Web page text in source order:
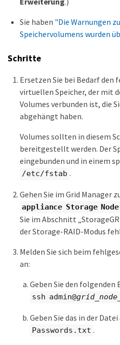
Sie haben "Die Warnungen
Speichervolumens wurden
Schritte
Ersetzen Sie bei Bedarf den
virtuellen Speicher, der mit
Volumes verbunden ist, die
abgehängt haben.
Volumes sollten in diesem
bereitgestellt werden. Der
eingebunden und in einem
/etc/fstab .
Gehen Sie im Grid Manager
appliance Storage Node
Sie im Abschnitt
der Storage-RAID-Modus
Melden Sie sich beim
an:
Geben Sie den folgenden
ssh admin@
Geben Sie das in der
Passwords.txt .